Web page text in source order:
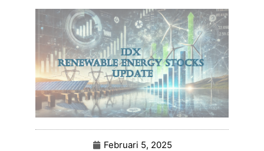
Februari 5, 2025